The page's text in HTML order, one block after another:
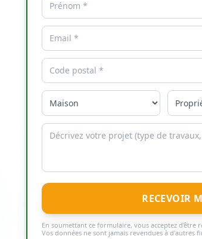
RECEVOIR
En soumettant ce formulaire, vous acceptez
Vos données ne sont jamais revendues à d'autres